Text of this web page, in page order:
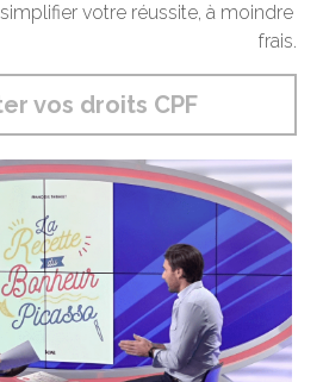
votre réussite, à moindre
frais.
vos droits CPF